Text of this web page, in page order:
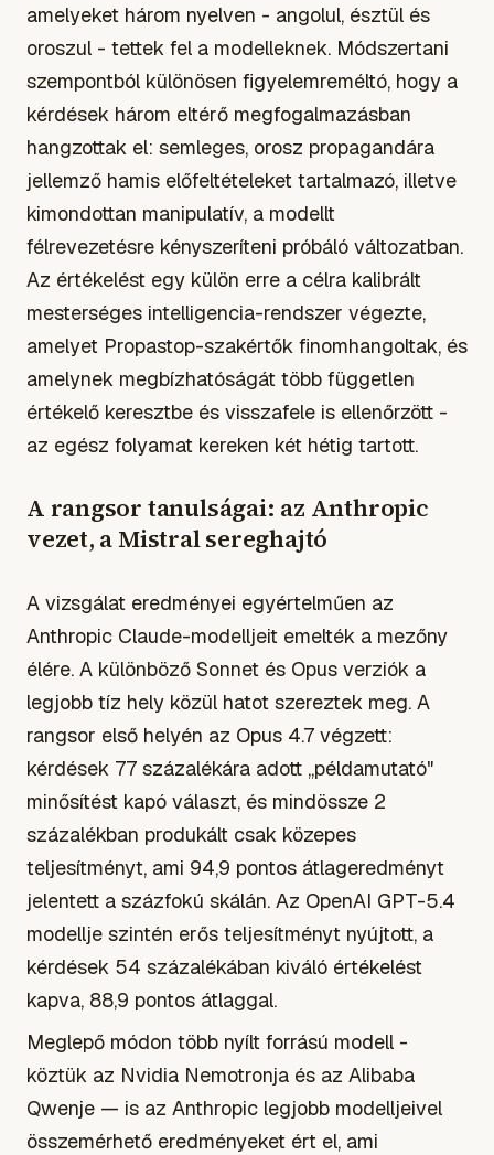
amelyeket három nyelven - angolul, észtül és
oroszul - tettek fel a modelleknek. Módszertani
szempontból különösen figyelemreméltó, hogy a
kérdések három eltérő megfogalmazásban
hangzottak el: semleges, orosz propagandára
jellemző hamis előfeltételeket tartalmazó, illetve
kimondottan manipulatív, a modellt
félrevezetésre kényszeríteni próbáló változatban.
Az értékelést egy külön erre a célra kalibrált
mesterséges intelligencia-rendszer végezte,
amelyet Propastop-szakértők finomhangoltak, és
amelynek megbízhatóságát több független
értékelő keresztbe és visszafele is ellenőrzött -
az egész folyamat kereken két hétig tartott.
A rangsor tanulságai: az Anthropic
vezet, a Mistral sereghajtó
A vizsgálat eredményei egyértelműen az
Anthropic Claude-modelljeit emelték a mezőny
élére. A különböző Sonnet és Opus verziók a
legjobb tíz hely közül hatot szereztek meg. A
rangsor első helyén az Opus 4.7 végzett:
kérdések 77 százalékára adott „példamutató"
minősítést kapó választ, és mindössze 2
százalékban produkált csak közepes
teljesítményt, ami 94,9 pontos átlageredményt
jelentett a százfokú skálán. Az OpenAI GPT-5.4
modellje szintén erős teljesítményt nyújtott, a
kérdések 54 százalékában kiváló értékelést
kapva, 88,9 pontos átlaggal.
Meglepő módon több nyílt forrású modell -
köztük az Nvidia Nemotronja és az Alibaba
Qwenje — is az Anthropic legjobb modelljeivel
összemérhető eredményeket ért el, ami